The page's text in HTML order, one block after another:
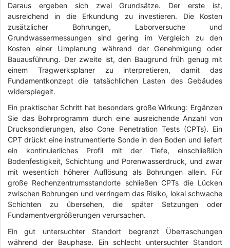
Daraus ergeben sich zwei Grundsätze. Der erste ist,
ausreichend in die Erkundung zu investieren. Die Kosten
zusätzlicher Bohrungen, Laborversuche und
Grundwassermessungen sind gering im Vergleich zu den
Kosten einer Umplanung während der Genehmigung oder
Bauausführung. Der zweite ist, den Baugrund früh genug mit
einem Tragwerksplaner zu interpretieren, damit das
Fundamentkonzept die tatsächlichen Lasten des Gebäudes
widerspiegelt.
Ein praktischer Schritt hat besonders große Wirkung: Ergänzen
Sie das Bohrprogramm durch eine ausreichende Anzahl von
Drucksondierungen, also Cone Penetration Tests (CPTs). Ein
CPT drückt eine instrumentierte Sonde in den Boden und liefert
ein kontinuierliches Profil mit der Tiefe, einschließlich
Bodenfestigkeit, Schichtung und Porenwasserdruck, und zwar
mit wesentlich höherer Auflösung als Bohrungen allein. Für
große Rechenzentrumsstandorte schließen CPTs die Lücken
zwischen Bohrungen und verringern das Risiko, lokal schwache
Schichten zu übersehen, die später Setzungen oder
Fundamentvergrößerungen verursachen.
Ein gut untersuchter Standort begrenzt Überraschungen
während der Bauphase. Ein schlecht untersuchter Standort